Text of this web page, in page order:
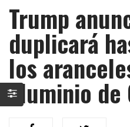
Trump
duplicará
los
aluminio de